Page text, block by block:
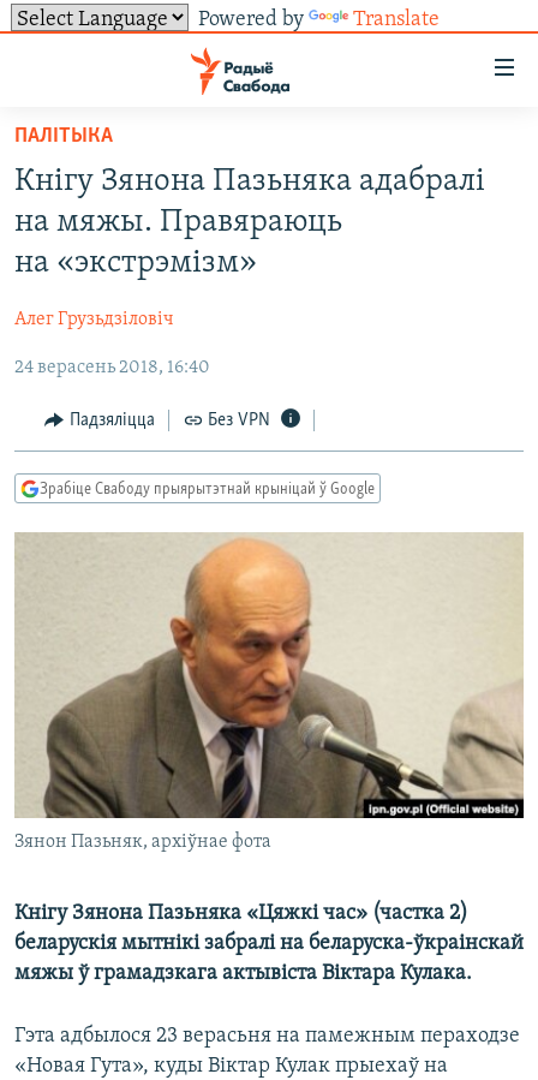
Powered by Translate
ўнівэрсальнага
доступу
Перайсьці
да
галоўнага
зьместу
да
навігацыі
Перайсьці
пошуку
УСЕ НАВІНЫ
ПАЛІТЫКА
ЭКАНОМІКА
ВАЙНА
ПАЛІТВЯЗЬНІ
ТОЛЬКІ НА СВАБОДЗЕ
ГІСТОРЫЯ НА СВАБОДЗЕ
ПАДКАСТЫ
КНІГІ
PREMIUM
НА ХВАЛЯХ СВАБОДЫ
ПАДЗЯЛІЦЦА ІНФАРМАЦЫЯЙ
RSS
ПАДКАСТЫ
FACEBOOK
ПАЛІТЫКА
Кнігу Зянона Пазьняка адабралі
на мяжы. Правяраюць
на «экстрэмізм»
Алег Грузьдзіловіч
24 верасень 2018, 16:40
Падзяліцца Без VPN
Зрабіце Свабоду прыярытэтнай крыніцай ў Google
Зянон Пазьняк, архіўнае фота
Кнігу Зянона Пазьняка «Цяжкі час» (частка 2)
беларускія мытнікі забралі на беларуска-ўкраінскай
мяжы ў грамадзкага актывіста Віктара Кулака.
Гэта адбылося 23 верасьня на памежным пераходзе
«Новая Гута», куды Віктар Кулак прыехаў на